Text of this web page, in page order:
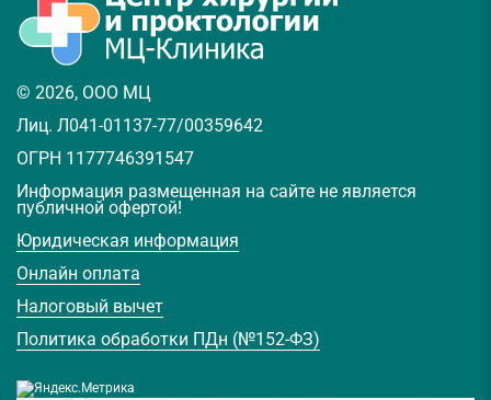
© 2026, ООО МЦ
Лиц. Л041-01137-77/00359642
ОГРН 1177746391547
Информация размещенная на сайте не является
публичной офертой!
Юридическая информация
Онлайн оплата
Налоговый вычет
Политика обработки ПДн (№152-ФЗ)